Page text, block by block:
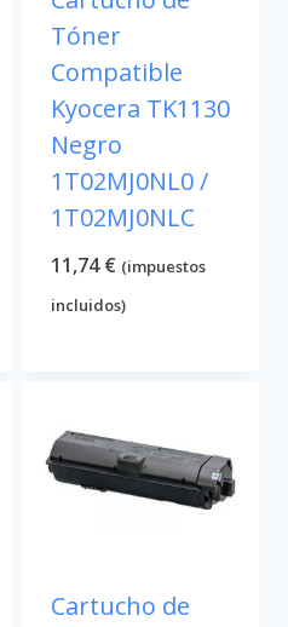
Tóner
Compatible
Kyocera TK1130
Negro
1T02MJ0NL0 /
1T02MJ0NLC
11,74€ (impuestos
incluidos)
Cartucho de